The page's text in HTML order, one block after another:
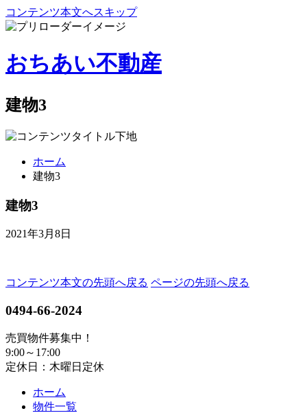
コンテンツ本文へスキップ
おちあい不動産
建物3
ホーム
建物3
建物3
2021年3月8日
コンテンツ本文の先頭へ戻る ページの先頭へ戻る
0494-66-2024
売買物件募集中！
9:00～17:00
定休日：木曜日定休
ホーム
物件一覧